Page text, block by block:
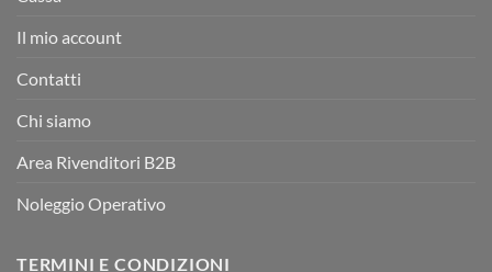
Il mio account
Contatti
Chi siamo
Area Rivenditori B2B
Noleggio Operativo
TERMINI E CONDIZIONI